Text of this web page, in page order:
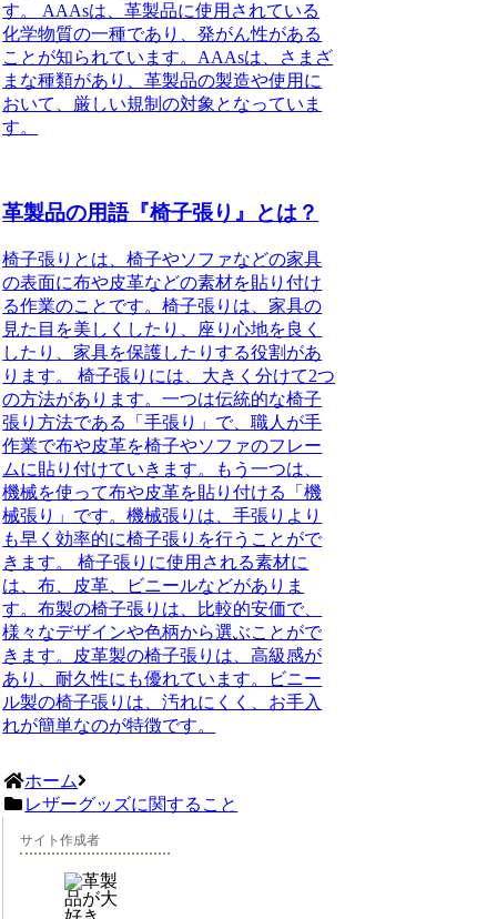
す。 AAAsは、革製品に使用されている
化学物質の一種であり、発がん性がある
ことが知られています。AAAsは、さまざ
まな種類があり、革製品の製造や使用に
おいて、厳しい規制の対象となっていま
す。
革製品の用語『椅子張り』とは？
椅子張りとは、椅子やソファなどの家具
の表面に布や皮革などの素材を貼り付け
る作業のことです。椅子張りは、家具の
見た目を美しくしたり、座り心地を良く
したり、家具を保護したりする役割があ
ります。 椅子張りには、大きく分けて2つ
の方法があります。一つは伝統的な椅子
張り方法である「手張り」で、職人が手
作業で布や皮革を椅子やソファのフレー
ムに貼り付けていきます。もう一つは、
機械を使って布や皮革を貼り付ける「機
械張り」です。機械張りは、手張りより
も早く効率的に椅子張りを行うことがで
きます。 椅子張りに使用される素材に
は、布、皮革、ビニールなどがありま
す。布製の椅子張りは、比較的安価で、
様々なデザインや色柄から選ぶことがで
きます。皮革製の椅子張りは、高級感が
あり、耐久性にも優れています。ビニー
ル製の椅子張りは、汚れにくく、お手入
れが簡単なのが特徴です。
ホーム
レザーグッズに関すること
サイト作成者